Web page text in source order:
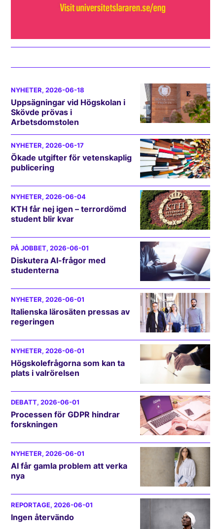
NYHETER, 2026-06-18
Uppsägningar vid Högskolan i
Skövde prövas i
Arbetsdomstolen
NYHETER, 2026-06-17
Ökade utgifter för vetenskaplig
publicering
NYHETER, 2026-06-04
KTH får nej igen – terrordömd
student blir kvar
PÅ JOBBET, 2026-06-01
Diskutera AI-frågor med
studenterna
NYHETER, 2026-06-01
Italienska lärosäten pressas av
regeringen
NYHETER, 2026-06-01
Högskolefrågorna som kan ta
plats i valrörelsen
DEBATT, 2026-06-01
Processen för GDPR hindrar
forskningen
NYHETER, 2026-06-01
AI får gamla problem att verka
nya
REPORTAGE, 2026-06-01
Ingen återvändo